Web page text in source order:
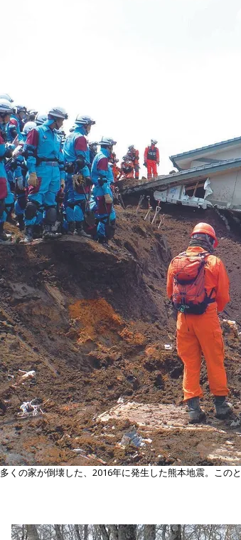
多くの家が倒壊した、2016年に発生した熊本地震。この